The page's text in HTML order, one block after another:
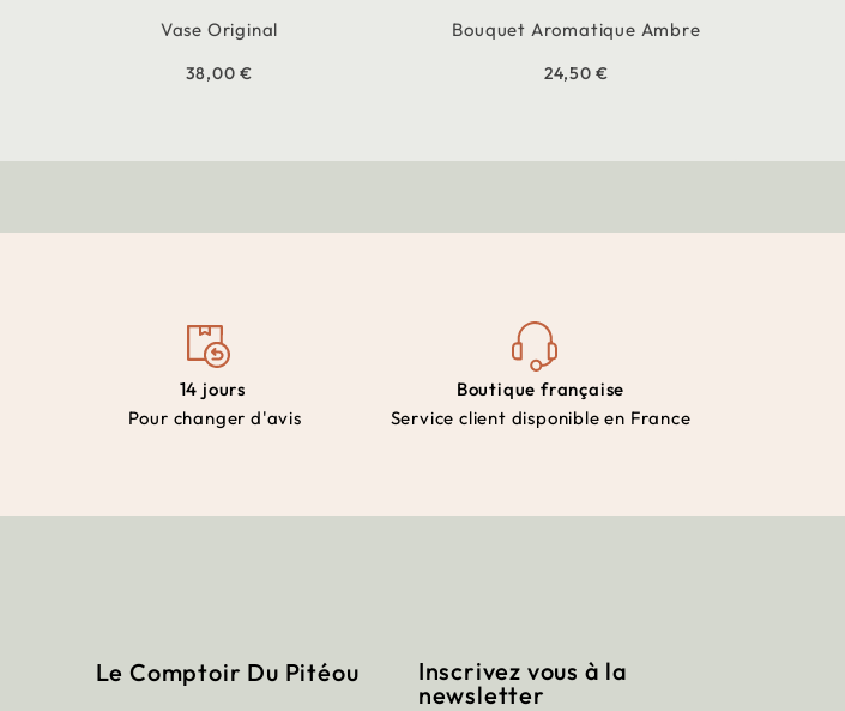
Vase Original
38,00 €
Bouquet Aromatique Ambre
24,50 €
14 jours
Pour changer d'avis
Boutique française
Service client disponible en France
Le Comptoir Du Pitéou
Inscrivez vous à la
newsletter